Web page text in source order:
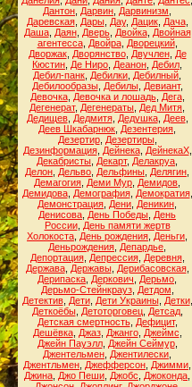
Дантон Дарвин Дарвинизм
Даревская, Дары, Дау, Дацик, Дача,
Даша, Даян, Дверь, Двойка, Двойная
агентесса, Двойра, Дворецкий,
Дворжак, Дворянство, Двучлен, Де
Кюстин Де Ниро Деанон Дебил
Дебил-панк Дебилки Дебилный
Дебилообразы, Дебилы, Девиант,
Девочка, Девочка и лошадь, Дега,
Дегенерат, Дегенераты Дед Митя
Дедищев, Дедмитя, Дедушка, Деев,
Деев Шкабарнюк Дезентерия
Дезертир, Дезертиры,
Дезинформация, Дейнека, ДейнекаХ,
Декабристы Декарт, Делакруа
Делон Дельво Дельфины Делягин
Демагогия Деми Мур Демидов
Демидова, Демография, Демократия,
Демонстрация Дени Деникин
Денисова День Победы День
России, День памяти жертв
Холокоста День рождения Деньги
Деньрождения Депардье
Депортация, Депрессия, Деревня,
Держава, Державы, Дерибасовская,
Дерипаска Деркович Дерьмо
Дерьмо-Стейнкрауз, Детдом
Детектив, Дети, Дети Украины, Детки,
Деткоёбы, Детоторговец, Детсад,
Детская смертность, Дефицит,
Дешёвка, Джаз, Джанго, Джеймс
Джейн Пауэлл, Джейн Сеймур,
Джентельмен Джентилески
Джентльмен Джефферсон Джимми
Джина Джо Пеши Джобс Джоконда